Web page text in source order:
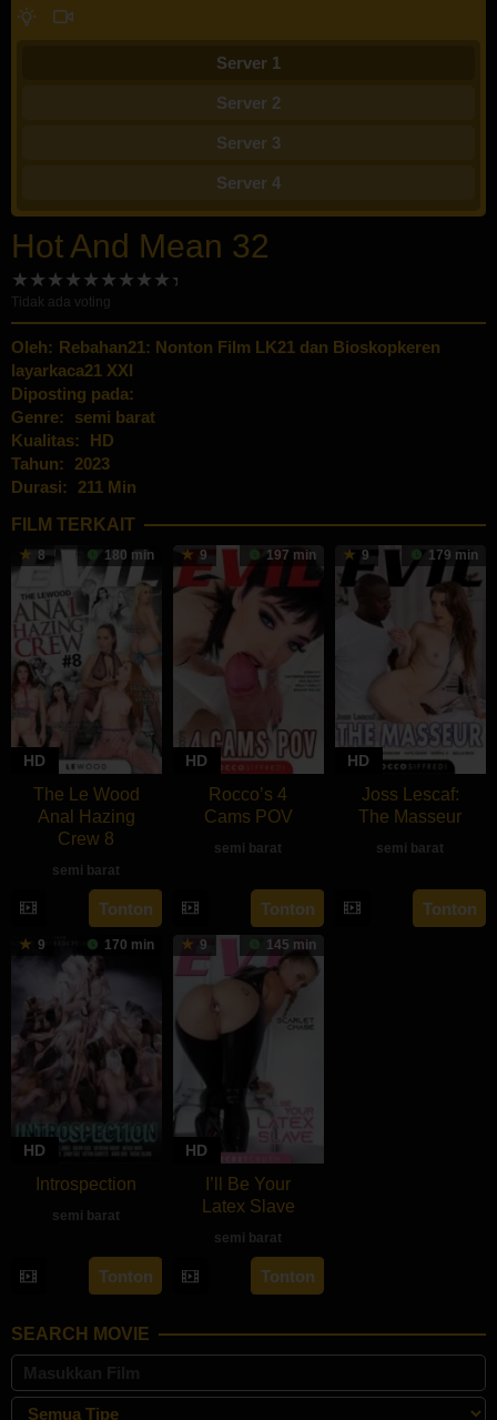
Server 1
Server 2
Server 3
Server 4
Hot And Mean 32
Tidak ada voting
Oleh: Rebahan21: Nonton Film LK21 dan Bioskopkeren
layarkaca21 XXI
Diposting pada:
Genre:
semi barat
Kualitas:
HD
Tahun:
2023
Durasi:
211 Min
FILM TERKAIT
8 180 min
HD
The Le Wood
Anal Hazing
Crew 8
semi barat
Tonton
9 197 min
HD
Rocco’s 4
Cams POV
semi barat
Tonton
9 179 min
HD
Joss Lescaf:
The Masseur
semi barat
rebahan21
Tonton
9 170 min
HD
Introspection
semi barat
rebahan21
Tonton
9 145 min
HD
I’ll Be Your
Latex Slave
semi barat
Tonton
SEARCH MOVIE